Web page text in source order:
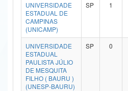
Ministério do Desenvolvimento Regional
Controladoria-Geral da União
Ministério da Mulher, da Família e dos Direitos
Secretaria-Geral
Secretaria de Governo
UNIVERSIDADE
ESTADUAL DE
CAMPINAS
(UNICAMP)
SP 1
UNIVERSIDADE
ESTADUAL
PAULISTA JÚLIO
DE MESQUITA
FILHO ( BAURU )
(UNESP-BAURU)
SP 0